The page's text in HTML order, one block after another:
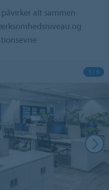
påvirker alt sammen
og
1 / 5